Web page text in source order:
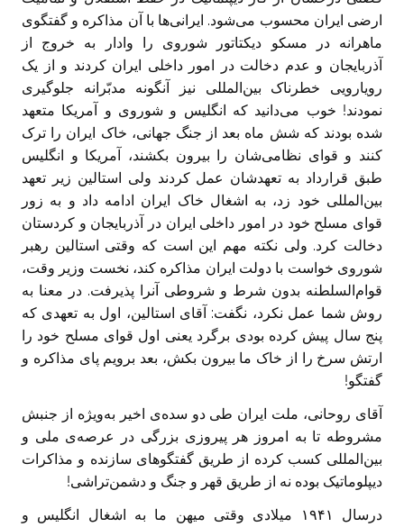
ارضی ایران محسوب می‌شود. ایرانی‌ها با آن مذاکره و گفتگوی
ماهرانه در مسکو دیکتاتور شوروی را وادار به خروج از
آذربایجان و عدم دخالت در امور داخلی ایران کردند و از یک
رویارويی خطرناک بین‌المللی نیز آنگونه مدبّرانه جلوگیری
نمودند!‏ خوب می‌دانید که انگلیس و شوروی و آمریکا متعهد
شده بودند که شش ماه بعد از جنگ جهانی، خاک ‏ایران را ترک
کنند و قوای نظامی‌شان را بیرون بکشند، آمریکا و انگلیس
طبق قرارداد به تعهدشان عمل ‏کردند ولی استالین زیر تعهد
بین‌المللی خود زد، به اشغال خاک ایران ادامه داد و به زور
قوای مسلح خود در امور داخلی ایران در آذربایجان و کردستان
دخالت کرد. ولی نکته مهم این است که وقتی استالین ‏رهبر
شوروی خواست با دولت ایران مذاکره کند، نخست وزیر وقت،
قوام‌السلطنه بدون شرط و شروطی آنرا پذیرفت. در معنا به
روش شما عمل نکرد، نگفت: آقای استالین، اول به تعهدی که
پنج سال پیش کرده بودی ‏برگرد یعنی اول قوای مسلح خود را
ارتش سرخ را از خاک ما بیرون بکش، بعد برویم پای مذاکره و
گفتگو!‏
آقای روحانی، ملت ایران طی دو سده‌ی اخیر به‌ویژه از جنبش
مشروطه تا به امروز هر پیروزی بزرگی در عرصه‌ی ملی و
بین‌المللی کسب کرده از طریق گفتگوهای سازنده و مذاکرات
دیپلوماتیک بوده نه از طریق قهر و جنگ و دشمن‌تراشی!‏
درسال ۱۹۴۱ میلادی وقتی میهن ما به اشغال انگلیس و